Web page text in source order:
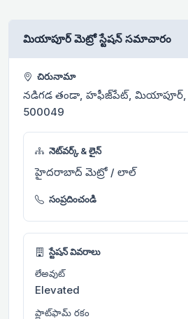
మియాపూర్ మెట్రో స్టేషన్ సమాచారం
చిరునామా
నడిగడ తండా, హఫీజ్‌పేట్,
500049
నెట్‌వర్క్ & లైన్
హైదరాబాద్ మెట్రో / లాల్
సంప్రదించండి
స్టేషన్ వివరాలు
లేఅవుట్
Elevated
ప్లాట్‌ఫామ్ రకం